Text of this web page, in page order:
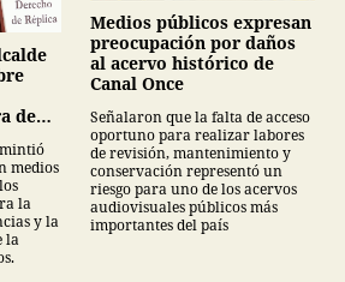
de
medios
la
y la
la
Medios públicos expresan
preocupación por daños
al acervo histórico de
Canal Once
Señalaron que la falta de acceso
oportuno para realizar labores
de revisión, mantenimiento y
conservación representó un
riesgo para uno de los acervos
audiovisuales públicos más
importantes del país